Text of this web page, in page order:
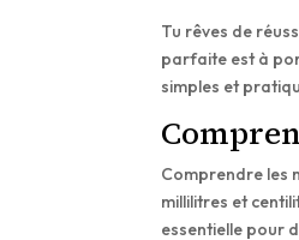
Tu rêves de
parfaite est à
simples et
Comprendre les
millilitres et
essentielle pour